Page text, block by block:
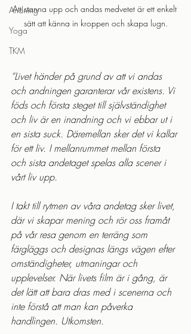
Andning
Yoga
TKM
Att stanna upp och andas medvetet är ett enkelt
sätt att känna in kroppen och skapa lugn.
“Livet händer på grund av att vi andas
och andningen garanterar vår existens. Vi
föds och första steget till självständighet
och liv är en inandning och vi ebbar ut i
en sista suck. Däremellan sker det vi kallar
för ett liv. I mellanrummet mellan första
och sista andetaget spelas alla scener i
vårt liv upp.
I takt till rytmen av våra andetag sker livet,
där vi skapar mening och rör oss framåt
på vår resa genom en terräng som
färgläggs och designas längs vägen efter
omständigheter, utmaningar och
upplevelser. När livets film är i gång, är
det lätt att bara dras med i scenerna och
inte förstå att man kan påverka
handlingen. Utkomsten.